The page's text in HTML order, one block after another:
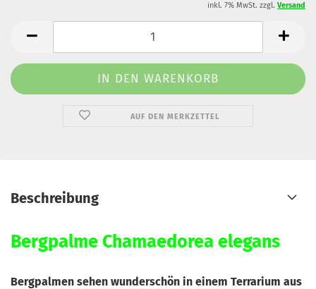
inkl. 7% MwSt. zzgl. Versand
AUF DEN MERKZETTEL
Beschreibung
Bergpalme Chamaedorea elegans
Bergpalmen sehen wunderschön in einem Terrarium aus